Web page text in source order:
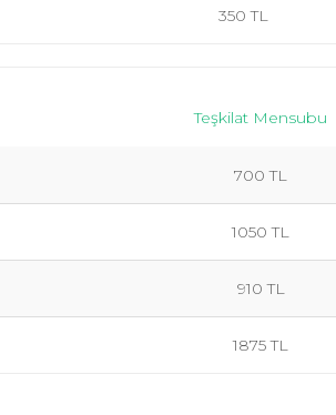
350 TL
Teşkilat Mensubu
700 TL
1050 TL
910 TL
1875 TL